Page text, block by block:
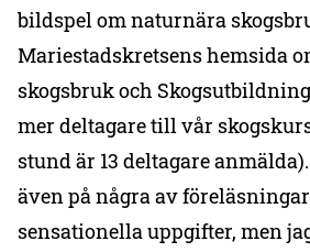
bildspel om naturnära
Mariestadskretsens hemsida
skogsbruk och
mer deltagare till vår
stund är 13 deltagare
även på några av
sensationella uppgifter, men